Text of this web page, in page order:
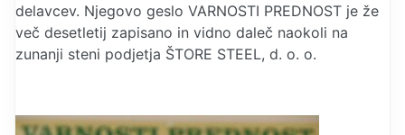
delavcev. Njegovo geslo VARNOSTI PREDNOST je že
več desetletij zapisano in vidno daleč naokoli na
zunanji steni podjetja ŠTORE STEEL, d. o. o.